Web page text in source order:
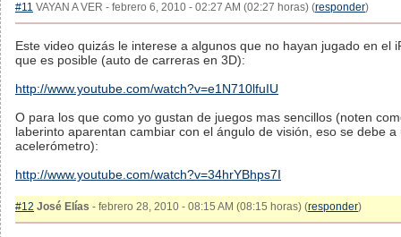
#11 VAYAN A VER - febrero 6, 2010 - 02:27 AM (02:27 horas) (responder)
Este video quizás le interese a algunos que no hayan jugado en el
que es posible (auto de carreras en 3D):
http://www.youtube.com/watch?v=e1N710lfuIU
O para los que como yo gustan de juegos mas sencillos (noten
laberinto aparentan cambiar con el ángulo de visión, eso se debe a
acelerómetro):
http://www.youtube.com/watch?v=34hrYBhps7I
#12 José Elías - febrero 28, 2010 - 08:15 AM (08:15 horas) (responder)